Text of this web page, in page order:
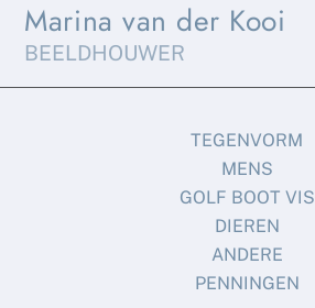
SkipMarina van der Kooi
BEELDHOUWER
TEGENVORM
MENS
GOLF BOOT VIS
DIEREN
ANDERE
PENNINGEN